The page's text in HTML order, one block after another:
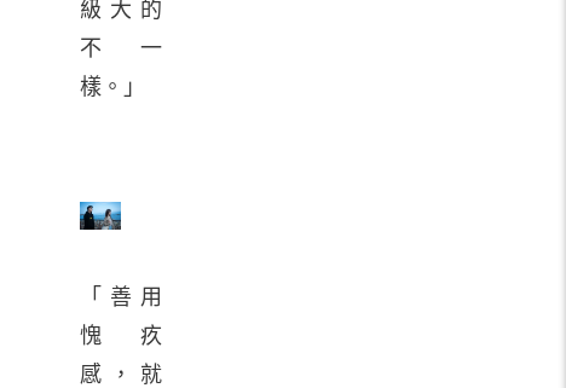
級大的
不一
樣。」
「善用
愧疚
感，就